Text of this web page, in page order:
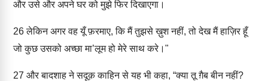
और उसे और अपने घर को मुझे फिर दिखाएगा।
26लेकिन अगर वह यूँ फ़रमाए, कि मैं तुझसे ख़ुश नहीं, तो देख मैं हाज़िर हूँ
जो कुछ उसको अच्छा मा’लूम हो मेरे साथ करे।"
27 और बादशाह ने सदूक़ काहिन से यह भी कहा, “क्या तू ग़ैब बीन नहीं?